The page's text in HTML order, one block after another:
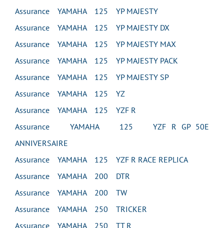
Assurance YAMAHA 125 YP MAJESTY
Assurance YAMAHA 125 YP MAJESTY DX
Assurance YAMAHA 125 YP MAJESTY MAX
Assurance YAMAHA 125 YP MAJESTY PACK
Assurance YAMAHA 125 YP MAJESTY SP
Assurance YAMAHA 125 YZ
Assurance YAMAHA 125 YZF R
Assurance YAMAHA 125 YZF R GP 50E
ANNIVERSAIRE
Assurance YAMAHA 125 YZF R RACE REPLICA
Assurance YAMAHA 200 DTR
Assurance YAMAHA 200 TW
Assurance YAMAHA 250 TRICKER
Assurance YAMAHA 250 TT R